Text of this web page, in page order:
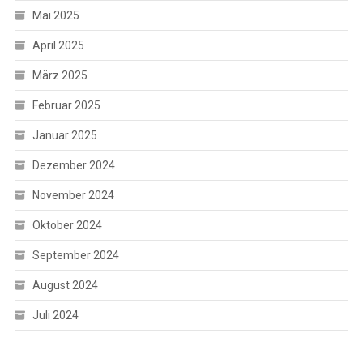
Mai 2025
April 2025
März 2025
Februar 2025
Januar 2025
Dezember 2024
November 2024
Oktober 2024
September 2024
August 2024
Juli 2024